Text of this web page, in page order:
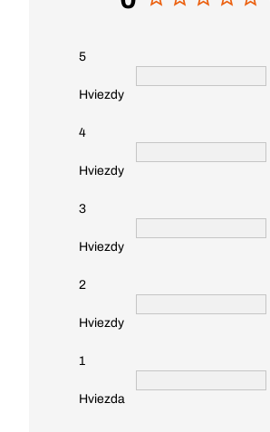
5
Hviezdy
4
Hviezdy
3
Hviezdy
2
Hviezdy
1
Hviezda